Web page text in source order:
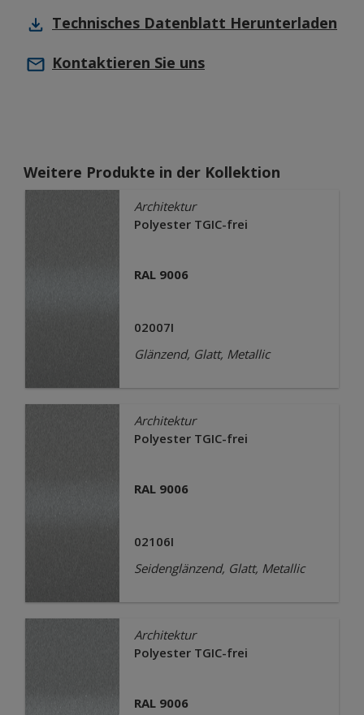
Technisches Datenblatt Herunterladen
Kontaktieren Sie uns
Weitere Produkte in der Kollektion
Architektur
Polyester TGIC-frei
RAL 9006
02007I
Glänzend, Glatt, Metallic
Architektur
Polyester TGIC-frei
RAL 9006
02106I
Seidenglänzend, Glatt, Metallic
Architektur
Polyester TGIC-frei
RAL 9006